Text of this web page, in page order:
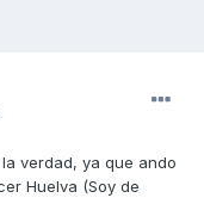
verdad, ya que ando
Huelva (Soy de